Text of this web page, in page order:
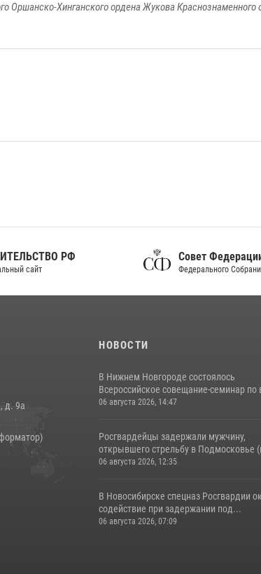
Оршанско-Хинганского ордена Жукова
РФ Совет Федерации
Федерального Собрания РФ
д. 9а
НОВОСТИ
В Нижнем Новгороде состоялось
Всероссийское совещание-семинар по
06 августа 2026, 14:47
Росгвардейцы задержали мужчину,
открывшего стрельбу в Подмосковье
06 августа 2026, 12:35
В Новосибирске спецназ Росгвардии
содействие при задержании под...
06 августа 2026, 07:09